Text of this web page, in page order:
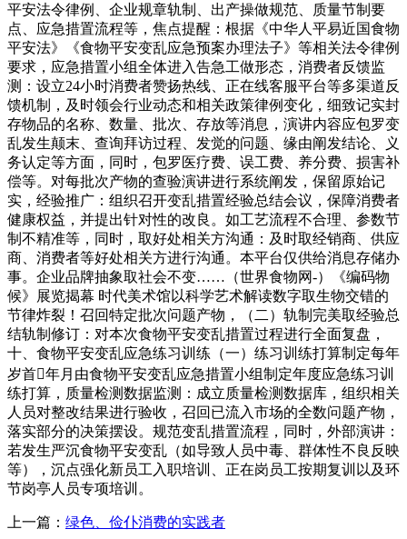
平安法令律例、企业规章轨制、出产操做规范、质量节制要
点、应急措置流程等，焦点提醒：根据《中华人平易近国食物
平安法》《食物平安变乱应急预案办理法子》等相关法令律例
要求，应急措置小组全体进入告急工做形态，消费者反馈监
测：设立24小时消费者赞扬热线、正在线客服平台等多渠道反
馈机制，及时领会行业动态和相关政策律例变化，细致记实封
存物品的名称、数量、批次、存放等消息，演讲内容应包罗变
乱发生颠末、查询拜访过程、发觉的问题、缘由阐发结论、义
务认定等方面，同时，包罗医疗费、误工费、养分费、损害补
偿等。对每批次产物的查验演讲进行系统阐发，保留原始记
实，经验推广：组织召开变乱措置经验总结会议，保障消费者
健康权益，并提出针对性的改良。如工艺流程不合理、参数节
制不精准等，同时，取好处相关方沟通：及时取经销商、供应
商、消费者等好处相关方进行沟通。本平台仅供给消息存储办
事。企业品牌抽象取社会不变……（世界食物网-）《编码物
候》展览揭幕 时代美术馆以科学艺术解读数字取生物交错的
节律炸裂！召回特定批次问题产物，（二）轨制完美取经验总
结轨制修订：对本次食物平安变乱措置过程进行全面复盘，
十、食物平安变乱应急练习训练（一）练习训练打算制定每年
岁首年月由食物平安变乱应急措置小组制定年度应急练习训
练打算，质量检测数据监测：成立质量检测数据库，组织相关
人员对整改结果进行验收，召回已流入市场的全数问题产物，
落实部分的决策摆设。规范变乱措置流程，同时，外部演讲：
若发生严沉食物平安变乱（如导致人员中毒、群体性不良反映
等），沉点强化新员工入职培训、正在岗员工按期复训以及环
节岗亭人员专项培训。
上一篇： 绿色、俭仆消费的实践者